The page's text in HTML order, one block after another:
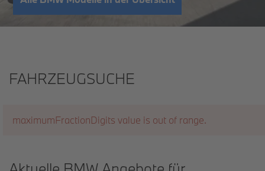
FAHRZEUGSUCHE
maximumFractionDigits value is out of range.